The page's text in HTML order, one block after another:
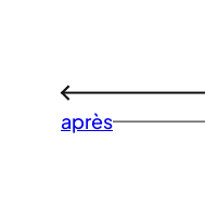
←
après